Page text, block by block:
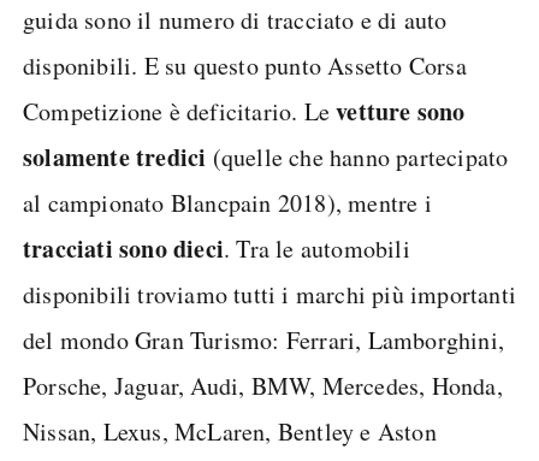
guida sono il numero di tracciato e di auto
disponibili. E su questo punto Assetto Corsa
Competizione è deficitario. Levetture sono
solamente tredici (quelle che hanno partecipato
al campionato Blancpain 2018), mentre i
tracciati sono dieci. Tra le automobili
disponibili troviamo tutti i marchi più importanti
del mondo Gran Turismo: Ferrari, Lamborghini,
Porsche, Jaguar, Audi, BMW, Mercedes, Honda,
Nissan, Lexus, McLaren, Bentley e Aston